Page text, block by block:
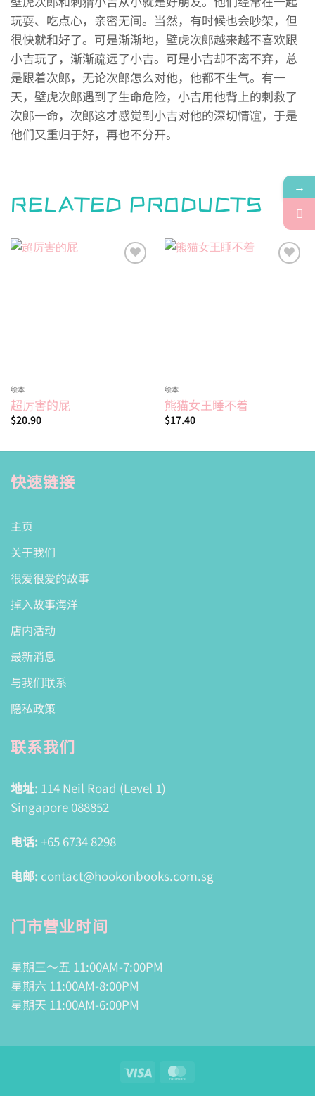
玩耍、吃点心，亲密无间。当然，有时候也会吵架，但
很快就和好了。可是渐渐地，壁虎次郎越来越不喜欢跟
小吉玩了，渐渐疏远了小吉。可是小吉却不离不弃，总
是跟着次郎，无论次郎怎么对他，他都不生气。有一
天，壁虎次郎遇到了生命危险，小吉用他背上的刺救了
次郎一命，次郎这才感觉到小吉对他的深切情谊，于是
他们又重归于好，再也不分开。
RELATED PRODUCTS
绘本
超厉害的屁
$20.90
绘本
熊猫女王睡不着
$17.40
快速链接
主页
关于我们
很爱很爱的故事
掉入故事海洋
店内活动
最新消息
与我们联系
隐私政策
联系我们
地址: 114 Neil Road (Level 1)
Singapore 088852
电话: +65 6734 8298
电邮: contact@hookonbooks.com.sg
门市营业时间
星期三～五 11:00AM-7:00PM
星期六 11:00AM-8:00PM
星期天 11:00AM-6:00PM
Visa
→